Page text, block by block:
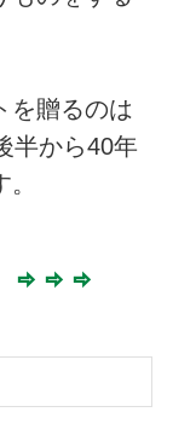
を贈るのは
半から40年
⇨ ⇨